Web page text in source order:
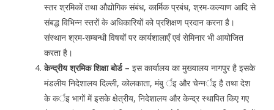
स्तर श्रमिकों तथा औद्योगिक संबंध, कार्मिक प्रबंध, श्रम-कल्याण आदि से
संबद्ध विभिन्न स्तरों के अधिकारियों को प्रशिक्षण प्रदान करना है।
संस्थान श्रम-सम्बन्धी विषयों पर कार्यशालाएँ एवं सेमिनार भी आयोजित
करता है।
केन्द्रीय श्रमिक शिक्षा बोर्ड – इस कार्यालय का मुख्यालय नागपुर है इसके
मंडलीय निदेशालय दिल्ली, कोलकाता, मंबु र्इ और चेन्नर्इ है तथा देश
के कर्इ भागों में इसके क्षेत्रीय, निदेशालय और केन्द्र स्थापित किए गए